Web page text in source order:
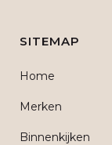
SITEMAP
Home
Merken
Binnenkijken